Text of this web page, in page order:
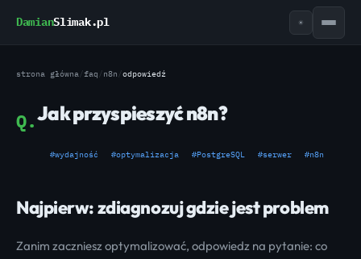
DamianSlimak.pl ☀
strona główna/faq /n8n /odpowiedź
Q.Jak przyspieszyć n8n?
#wydajność #optymalizacja #PostgreSQL #serwer #n8n
Najpierw: zdiagnozuj gdzie jest problem
Zanim zaczniesz optymalizować, odpowiedz na pytanie: co